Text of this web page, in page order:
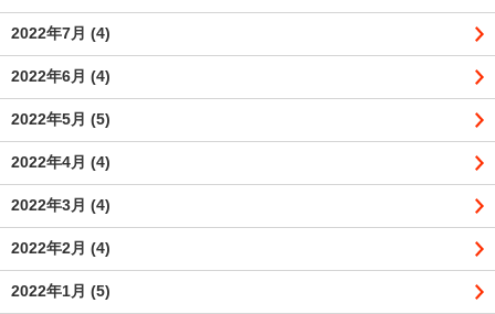
2022年7月 (4)
2022年6月 (4)
2022年5月 (5)
2022年4月 (4)
2022年3月 (4)
2022年2月 (4)
2022年1月 (5)